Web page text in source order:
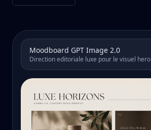
Moodboard GPT Image 2.0
Direction editoriale luxe pour le visuel hero